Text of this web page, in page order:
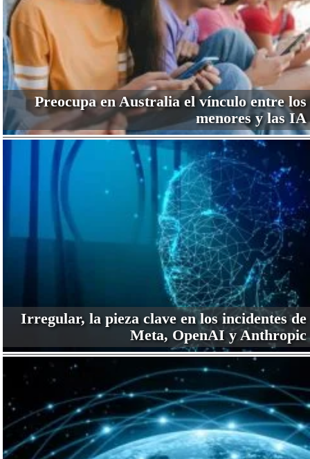
Preocupa en Australia el vínculo entre los
menores y las IA
Irregular, la pieza clave en los incidentes de
Meta, OpenAI y Anthropic